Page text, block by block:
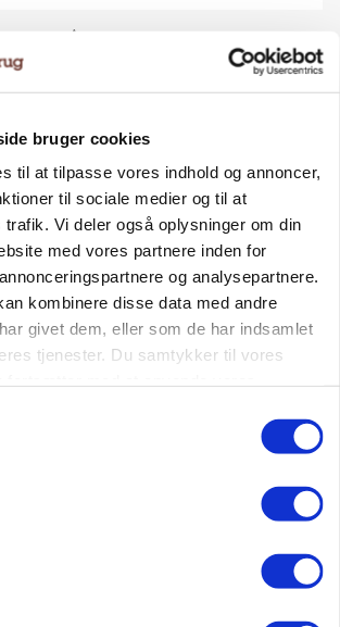
bruger cookies
til at tilpasse vores indhold og annoncer,
til sociale medier og til at
Vi deler også oplysninger om din
med vores partnere inden for
og analysepartnere.
kombinere disse data med andre
givet dem, eller som de har indsamlet
tjenester. Du samtykker til vores
Annonce
Nyt tv-format udfordrer